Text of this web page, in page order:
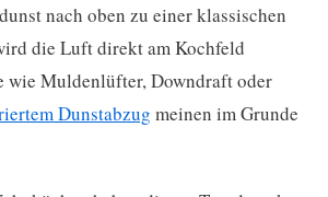
nach oben zu einer klassischen
die Luft direkt am Kochfeld
wie Muldenlüfter, Downdraft oder
Dunstabzug meinen im Grunde